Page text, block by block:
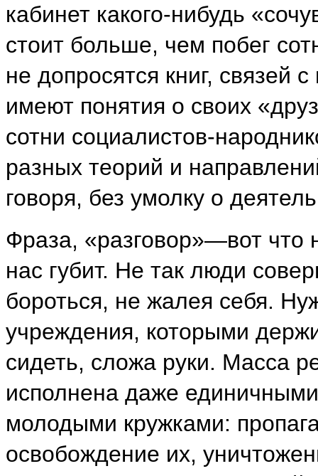
кабинет какого-нибудь
стоит больше, чем побег
не допросятся книг, связей
имеют понятия о своих
сотни социалистов-
разных теорий и
говоря, без умолку о
Фраза, «разговор»—вот что
нас губит. Не так люди
бороться, не жалея себя.
учреждения, которыми
сидеть, сложа руки. Масса
исполнена даже
молодыми кружками:
освобождение их,